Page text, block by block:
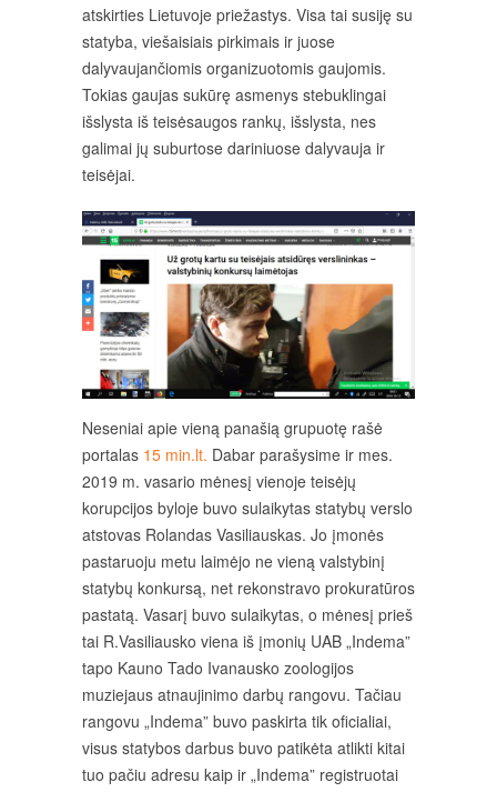
atskirties Lietuvoje priežastys. Visa tai susiję su
statyba, viešaisiais pirkimais ir juose
dalyvaujančiomis organizuotomis gaujomis.
Tokias gaujas sukūrę asmenys stebuklingai
išslysta iš teisėsaugos rankų, išslysta, nes
galimai jų suburtose dariniuose dalyvauja ir
teisėjai.
Neseniai apie vieną panašią grupuotę rašė
portalas 15 min.lt. Dabar parašysime ir mes.
2019 m. vasario mėnesį vienoje teisėjų
korupcijos byloje buvo sulaikytas statybų verslo
atstovas Rolandas Vasiliauskas. Jo įmonės
pastaruoju metu laimėjo ne vieną valstybinį
statybų konkursą, net rekonstravo prokuratūros
pastatą. Vasarį buvo sulaikytas, o mėnesį prieš
tai R.Vasiliausko viena iš įmonių UAB „Indema”
tapo Kauno Tado Ivanausko zoologijos
muziejaus atnaujinimo darbų rangovu. Tačiau
rangovu „Indema” buvo paskirta tik oficialiai,
visus statybos darbus buvo patikėta atlikti kitai
tuo pačiu adresu kaip ir „Indema” registruotai